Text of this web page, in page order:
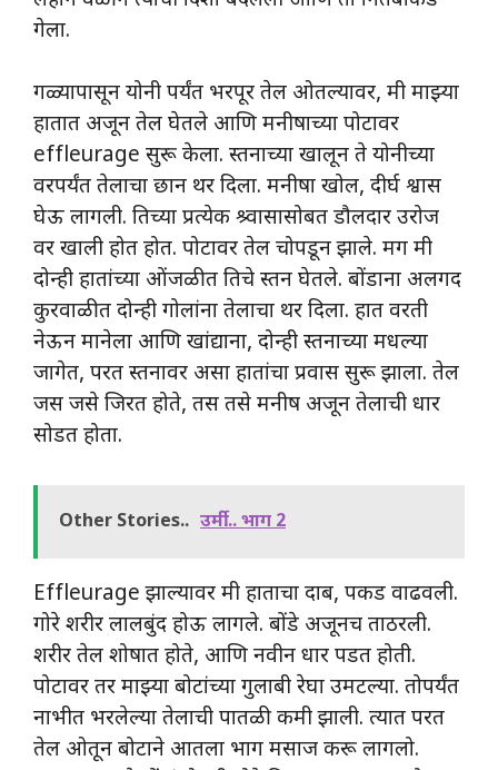
गेला.
गळ्यापासून योनी पर्यंत भरपूर तेल ओतल्यावर, मी माझ्या
हातात अजून तेल घेतले आणि मनीषाच्या पोटावर
effleurage सुरू केला. स्तनाच्या खालून ते योनीच्या
वरपर्यंत तेलाचा छान थर दिला. मनीषा खोल, दीर्घ श्वास
घेऊ लागली. तिच्या प्रत्येक श्र्वासासोबत डौलदार उरोज
वर खाली होत होत. पोटावर तेल चोपडून झाले. मग मी
दोन्ही हातांच्या ओंजळीत तिचे स्तन घेतले. बोंडाना अलगद
कुरवाळीत दोन्ही गोलांना तेलाचा थर दिला. हात वरती
नेऊन मानेला आणि खांद्याना, दोन्ही स्तनाच्या मधल्या
जागेत, परत स्तनावर असा हातांचा प्रवास सुरू झाला. तेल
जस जसे जिरत होते, तस तसे मनीष अजून तेलाची धार
सोडत होता.
Other Stories.. उर्मी... भाग 2
Effleurage झाल्यावर मी हाताचा दाब, पकड वाढवली.
गोरे शरीर लालबुंद होऊ लागले. बोंडे अजूनच ताठरली.
शरीर तेल शोषात होते, आणि नवीन धार पडत होती.
पोटावर तर माझ्या बोटांच्या गुलाबी रेघा उमटल्या. तोपर्यंत
नाभीत भरलेल्या तेलाची पातळी कमी झाली. त्यात परत
तेल ओतून बोटाने आतला भाग मसाज करू लागलो.